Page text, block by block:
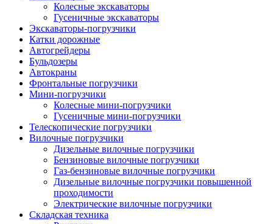
Колесные экскаваторы
Гусеничные экскаваторы
Экскаваторы-погрузчики
Катки дорожные
Автогрейдеры
Бульдозеры
Автокраны
Фронтальные погрузчики
Мини-погрузчики
Колесные мини-погрузчики
Гусеничные мини-погрузчики
Телескопические погрузчики
Вилочные погрузчики
Дизельные вилочные погрузчики
Бензиновые вилочные погрузчики
Газ-бензиновые вилочные погрузчики
Дизельные вилочные погрузчики повышенной
проходимости
Электрические вилочные погрузчики
Складская техника